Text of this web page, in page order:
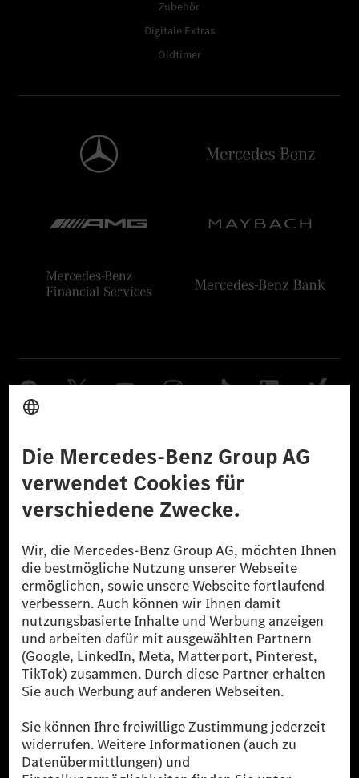
Zubehör
Digitale Extras
Oldtimer
Datenschutz Lizenzhinweise Dritter Barrierefreiheit
© 2026 Mercedes-Benz Group AG. Alle Rechte vorbehalten.
[1] Bilanziell CO₂-neutral bedeutet, dass nicht vermiedene oder nicht
reduzierte CO₂-Emissionen bei der Mercedes-Benz Group durch
zertifizierte Ausgleichsprojekte kompensiert werden.
[2] Renewable Charging ist ein integraler Bestandteil von MB.CHARGE
Public in Europa, den USA, Kanada und China. Sofern an der jeweiligen
Ladestation noch kein Strom aus erneuerbaren Energien vorliegt,
verwendet Renewable Charging Grünstromzertifikate*. Diese stellen
sicher, dass für Ladevorgänge über MB.CHARGE Public eine äquivalente
Strommenge aus erneuerbaren Energien ins Stromnetz eingespeist wird.
als sechs Jahre sind.
* Inkl. EKOenergy Ökolabel
* Die angegebenen Werte wurden nach dem vorgeschriebenen
Messverfahren WLTP (Worldwide harmonised Light vehicles Test